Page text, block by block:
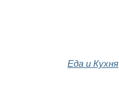
Еда и Кухня